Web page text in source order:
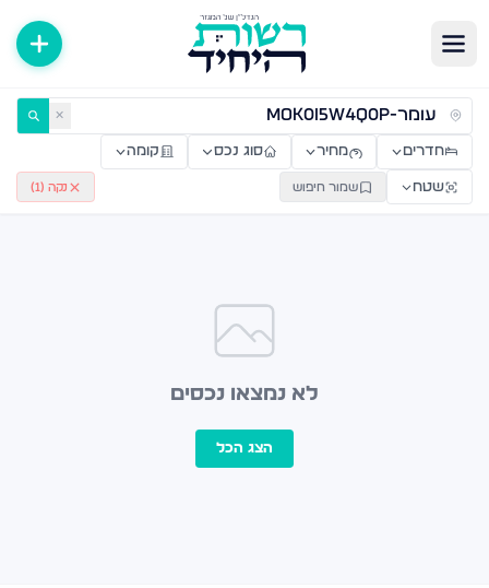
דירות למכירה ולהשכרה — רשות היחיד ✕
חדרים מחיר סוג נכס קומה
שטח שמור חיפוש נקה ( 1
)
לא נמצאו נכסים
הצג הכל